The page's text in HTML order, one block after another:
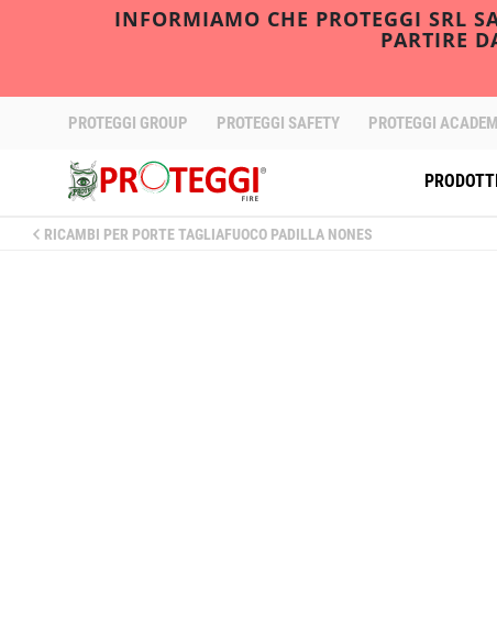
INFORMIAMO CHE PROTEGGI SRL
PARTIRE
PROTEGGI GROUP PROTEGGI SAFETY PROTEGGI
RICAMBI PER PORTE TAGLIAFUOCO PADILLA NONES